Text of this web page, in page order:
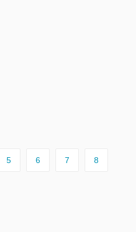
5 6 7 8